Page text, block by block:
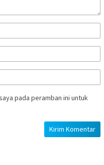
pada peramban ini untuk